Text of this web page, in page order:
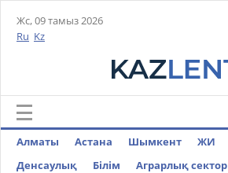
Жс, 09 тамыз 2026
Ru Kz
Алматы Астана Шымкент ЖИ
Денсаулық
Білім Аграрлық сектор